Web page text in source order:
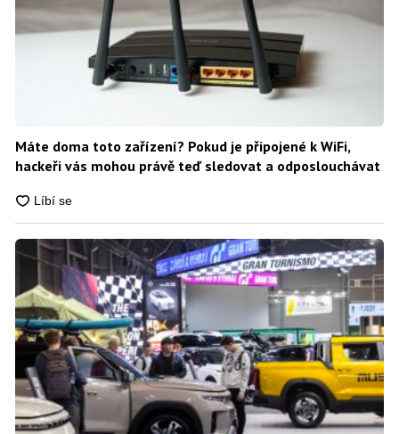
Máte doma toto zařízení? Pokud je připojené k WiFi,
hackeři vás mohou právě teď sledovat a odposlouchávat